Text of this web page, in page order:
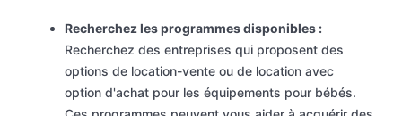
Recherchez les programmes disponibles :
Recherchez des entreprises qui proposent des
options de location-vente ou de location avec
option d'achat pour les équipements pour bébés.